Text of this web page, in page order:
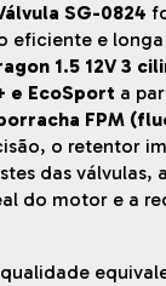
SG-0824
eficiente e
1.5 12V 3
e EcoSport a
FPM
o retentor
das válvulas,
do motor e a